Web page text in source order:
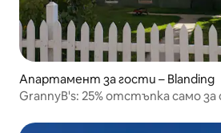
Апартамент за гости – Blanding
GrannyB's: 25% отстъпка само за